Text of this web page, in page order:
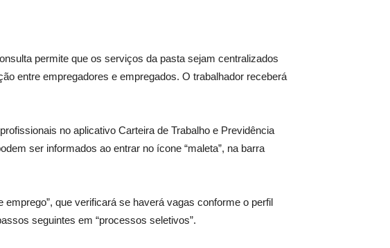
permite que os serviços da pasta sejam centralizados
entre empregadores e empregados. O trabalhador receberá
no aplicativo Carteira de Trabalho e Previdência
ser informados ao entrar no ícone “maleta”, na barra
que verificará se haverá vagas conforme o perfil
seguintes em “processos seletivos”.